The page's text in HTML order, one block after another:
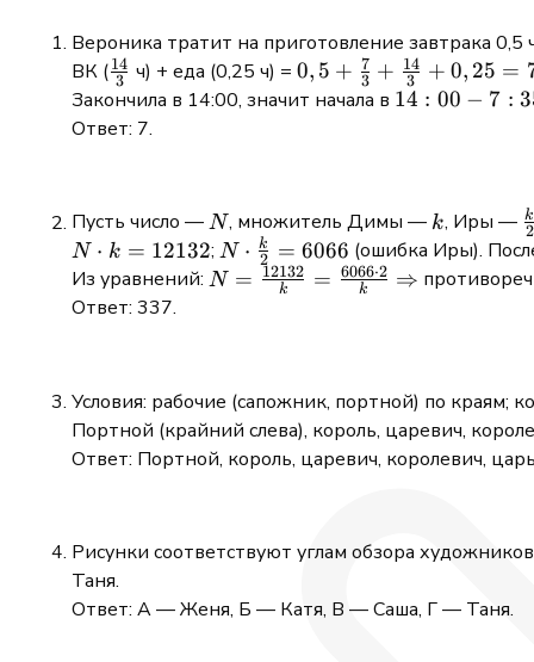
Вероника тратит на приготовление завтрака
ВК (\frac{14}
{3}
3
14 ч) + еда (0,25 ч) = 0,5 +
\frac{7}
0,25 = 7
0, 5 + 3
7 + 3
14 + 0, 25 =
Закончила в 14:00, значит начала в 14:00
6:25
14 : 00 − 7 :
Ответ: 7.
Пусть число —N
N, множитель Димы — k
k, Иры — 2
k
N
\cdot
k =
N ⋅ k = 12132;N \cdot
\frac{k}
N ⋅ 2
k = 6066 (ошибка Иры).
Из уравнений: N =
\cdot 2}{k}
\Rightarrow
N = k
12132 = k
6066⋅2 ⇒
Ответ: 337.
Условия: рабочие (сапожник, портной) по краям;
Портной (крайний слева), король, царевич,
Ответ: Портной, король, царевич, королевич,
Рисунки соответствуют углам обзора
Таня.
Ответ: А — Женя, Б — Катя, В — Саша, Г — Таня.